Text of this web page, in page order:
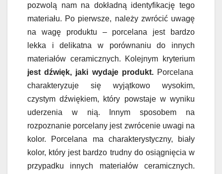
pozwolą nam na dokładną identyfikację tego
materiału. Po pierwsze, należy zwrócić uwagę
na wagę produktu – porcelana jest bardzo
lekka i delikatna w porównaniu do innych
materiałów ceramicznych. Kolejnym kryterium
jest dźwięk, jaki wydaje produkt.Porcelana
charakteryzuje się wyjątkowo wysokim,
czystym dźwiękiem, który powstaje w wyniku
uderzenia w nią. Innym sposobem na
rozpoznanie porcelany jest zwrócenie uwagi na
kolor. Porcelana ma charakterystyczny, biały
kolor, który jest bardzo trudny do osiągnięcia w
przypadku innych materiałów ceramicznych.